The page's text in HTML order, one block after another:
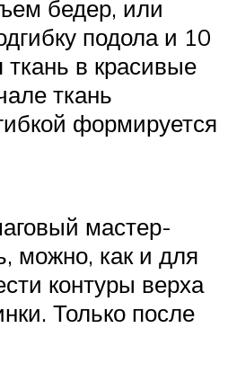
бедер, или
подола и 10
в красивые
ткань
формируется
мастер-
можно, как и для
контуры верха
Только после